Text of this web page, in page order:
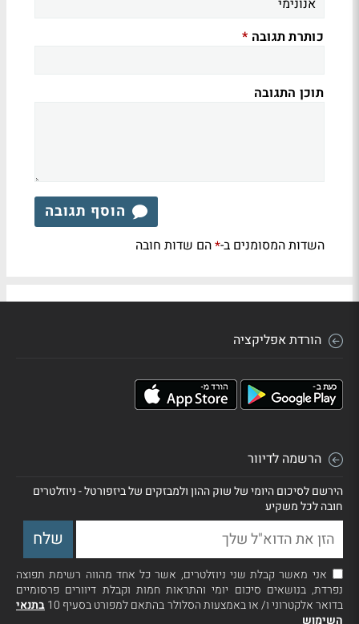
כותרת תגובה *
תוכן התגובה
הוסף תגובה
השדות המסומנים ב-*הם שדות חובה
הורדת אפליקציה
הרשמה לדיוור
הירשם לסיכום היומי של שוק ההון ולמבזקים של ביזפורטל - ניוזלטרים
חובה לכל משקיע
אני מאשר קבלת שני ניוזלטרים, אשר כל אחד מהווה רשימת תפוצה
נפרדת, בנושאים סיכום יומי והתראות חמות וקבלת דיוורים פרסומיים
בדואר אלקטרוני ו/ או באמצעות הסלולר בהתאם למפורט בסעיף 10
בתנאי
השימוש